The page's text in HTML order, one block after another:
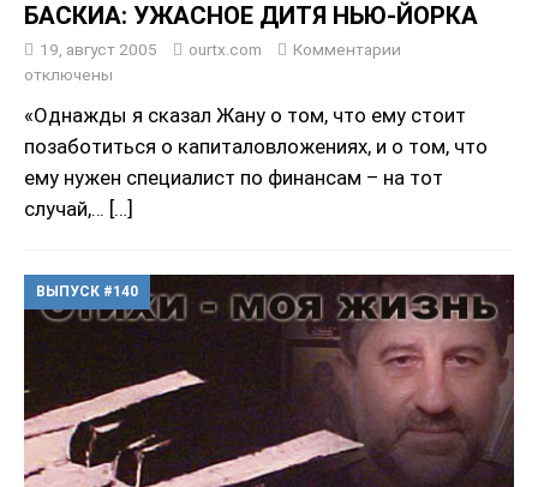
БАСКИА: УЖАСНОЕ ДИТЯ НЬЮ-ЙОРКА
19, август 2005 ourtx.com
Комментарии
отключены
«Однажды я сказал Жану о том, что ему стоит
позаботиться о капиталовложениях, и о том, что
ему нужен специалист по финансам – на тот
случай,… […]
ВЫПУСК #140